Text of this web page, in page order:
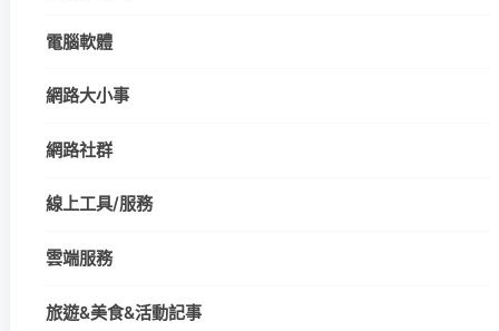
電腦軟體
網路大小事
網路社群
線上工具/服務
雲端服務
旅遊&美食&活動記事